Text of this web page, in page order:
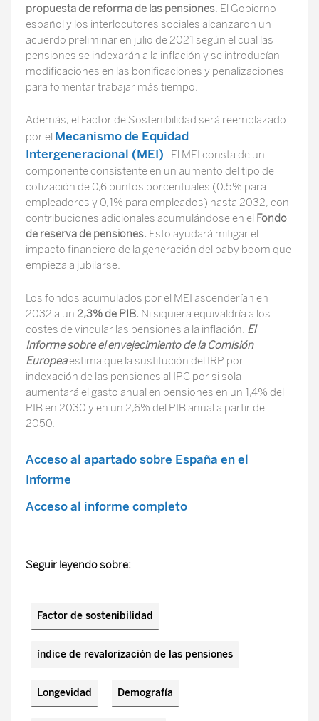
propuesta de reforma de las pensiones. El Gobierno
español y los interlocutores sociales alcanzaron un
acuerdo preliminar en julio de 2021 según el cual las
pensiones se indexarán a la inflación y se introducían
modificaciones en las bonificaciones y penalizaciones
para fomentar trabajar más tiempo.
Además, el Factor de Sostenibilidad será reemplazado
por el Mecanismo de Equidad
Intergeneracional (MEI) . El MEI consta de un
componente consistente en un aumento del tipo de
cotización de 0,6 puntos porcentuales (0,5% para
empleadores y 0,1% para empleados) hasta 2032, con
contribuciones adicionales acumulándose en el Fondo
de reserva de pensiones. Esto ayudará mitigar el
impacto financiero de la generación del baby boom que
empieza a jubilarse.
Los fondos acumulados por el MEI ascenderían en
2032 a un 2,3% de PIB. Ni siquiera equivaldría a los
costes de vincular las pensiones a la inflación. El
Informe sobre el envejecimiento de la Comisión
Europeaestima que la sustitución del IRP por
indexación de las pensiones al IPC por si sola
aumentará el gasto anual en pensiones en un 1,4% del
PIB en 2030 y en un 2,6% del PIB anual a partir de
2050.
Acceso al apartado sobre España en el
Informe
Acceso al informe completo
Seguir leyendo sobre:
Factor de sostenibilidad
índice de revalorización de las pensiones
Longevidad Demografía